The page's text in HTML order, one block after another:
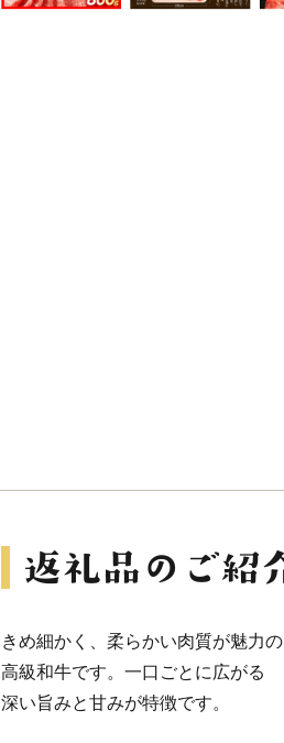
きめ細かく、柔らかい肉質が魅力の
高級和牛です。一口ごとに広がる
深い旨みと甘みが特徴です。